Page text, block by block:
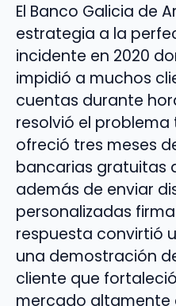
El Banco Galicia de
estrategia a la
incidente en 2020
impidió a muchos
cuentas durante
resolvió el
ofreció tres meses
bancarias gratuitas
además de enviar
personalizadas
respuesta convirtió
una demostración
cliente que
mercado altamente